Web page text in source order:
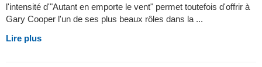
l'intensité d'"Autant en emporte le vent" permet toutefois d'offrir à
Gary Cooper l'un de ses plus beaux rôles dans la ...
Lire plus